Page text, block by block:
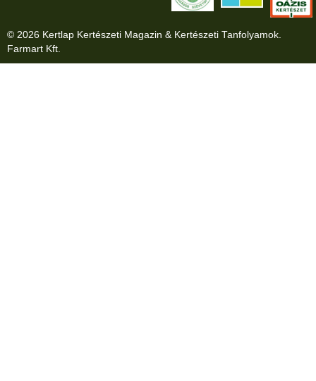
© 2026 Kertlap Kertészeti Magazin & Kertészeti Tanfolyamok.
Farmart Kft.